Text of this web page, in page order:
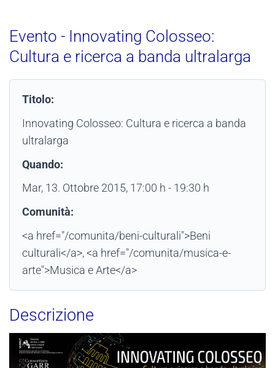
Evento - Innovating Colosseo:
Cultura e ricerca a banda ultralarga
Titolo:
Innovating Colosseo: Cultura e ricerca a banda
ultralarga
Quando:
Mar, 13. Ottobre 2015, 17:00 h - 19:30 h
Comunità:
<a href="/comunita/beni-culturali">Beni
culturali</a>, <a href="/comunita/musica-e-
arte">Musica e Arte</a>
Descrizione